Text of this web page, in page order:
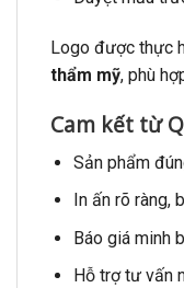
Logo được thực
thẩm mỹ, phù
Cam kết từ
Sản phẩm
In ấn rõ ràng,
Báo giá minh
Hỗ trợ tư vấn